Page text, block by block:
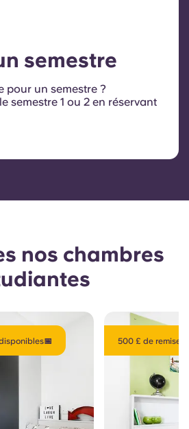
semestre
pour un semestre ?
semestre 1 ou 2 en réservant
nos chambres
500 £ de remise